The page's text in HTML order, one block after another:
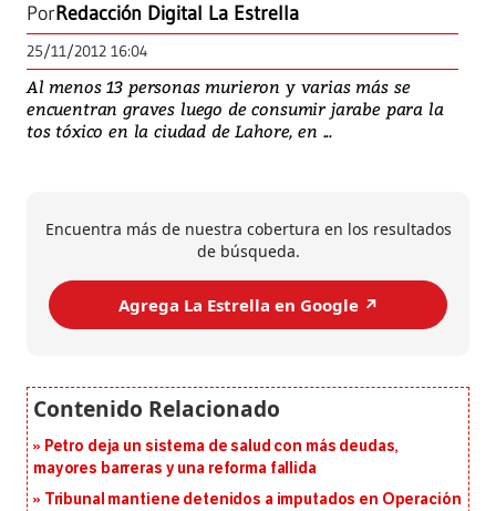
PorRedacción Digital La Estrella
25/11/2012 16:04
Al menos 13 personas murieron y varias más se
encuentran graves luego de consumir jarabe para la
tos tóxico en la ciudad de Lahore, en ...
Encuentra más de nuestra cobertura en los resultados
de búsqueda.
Agrega La Estrella en Google ↗️
Petro deja un sistema de salud con más deudas,
mayores barreras y una reforma fallida
Tribunal mantiene detenidos a imputados en Operación